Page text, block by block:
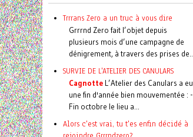
Trrrans Zero a un truc à vous dire
Grrrnd Zero fait l’objet depuis
plusieurs mois d’une campagne de
dénigrement, à travers des prises de...
SURVIE DE L'ATELIER DES CANULARS
Cagnotte L’Atelier des Canulars a eu
une fin d'année bien mouvementée : -
Fin octobre le lieu a...
Alors c'est vrai, tu t'es enfin décidé à